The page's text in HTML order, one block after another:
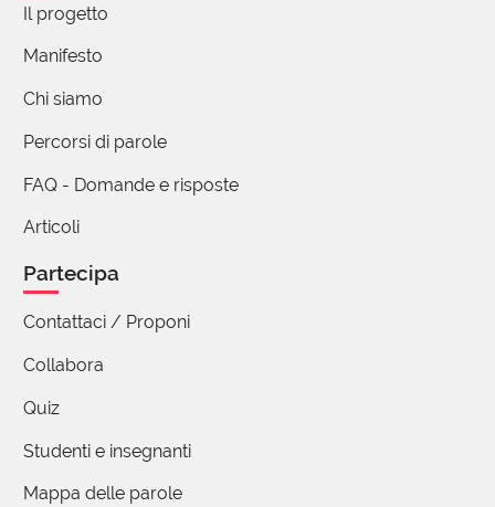
Il progetto
Manifesto
Chi siamo
Percorsi di parole
FAQ - Domande e risposte
Articoli
Partecipa
Contattaci / Proponi
Collabora
Quiz
Studenti e insegnanti
Mappa delle parole